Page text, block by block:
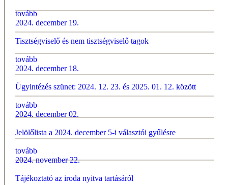
tovább
2024. december 19.
Tisztségviselő és nem tisztségviselő tagok
tovább
2024. december 18.
Ügyintézés szünet: 2024. 12. 23. és 2025. 01. 12. között
tovább
2024. december 02.
Jelölőlista a 2024. december 5-i választói gyűlésre
tovább
2024. november 22.
Tájékoztató az iroda nyitva tartásáról